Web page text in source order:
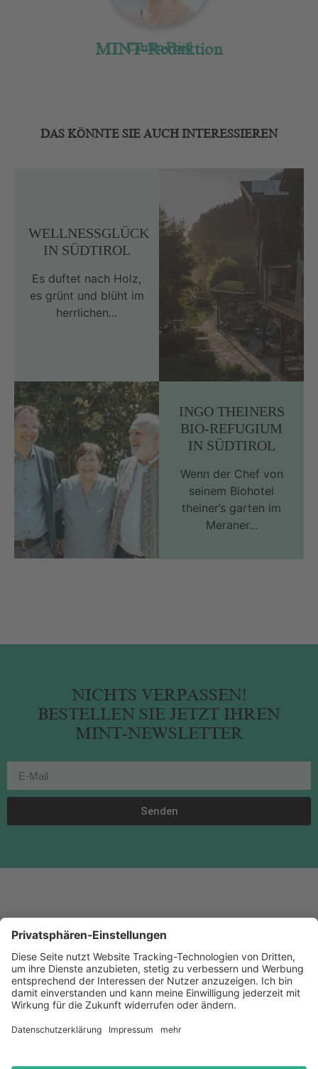
Carolin Fried
MINT-Redaktion
DAS KÖNNTE SIE AUCH INTERESSIEREN
WELLNESSGLÜCK
IN SÜDTIROL
Es duftet nach Holz,
es grünt und blüht im
herrlichen...
INGO THEINERS
BIO-REFUGIUM
IN SÜDTIROL
Wenn der Chef von
seinem Biohotel
theiner’s garten im
Meraner...
NICHTS VERPASSEN!
BESTELLEN SIE JETZT IHREN
MINT-NEWSLETTER
Senden
KONTAKT ÜBER UNS
HOME
BAU + IMMOBILIEN